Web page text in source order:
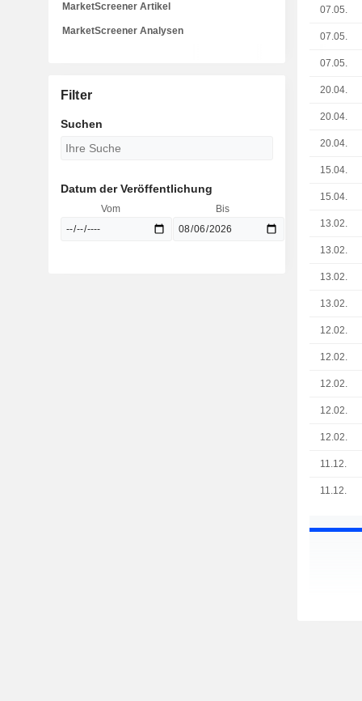
07.05.
07.05.
07.05.
20.04.
20.04.
20.04.
15.04.
15.04.
13.02.
13.02.
13.02.
13.02.
12.02.
12.02.
12.02.
12.02.
12.02.
11.12.
11.12.
MarketScreener Artikel
MarketScreener Analysen
Filter
Suchen
Datum der Veröffentlichung
Vom Bis